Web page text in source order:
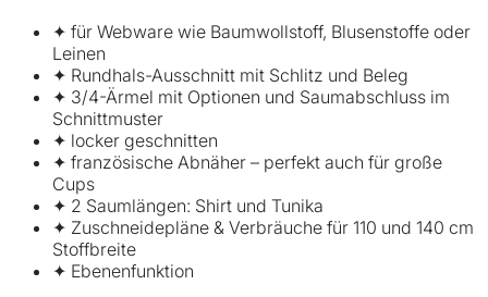
✦ für Webware wie Baumwollstoff, Blusenstoffe oder
Leinen
✦ Rundhals-Ausschnitt mit Schlitz und Beleg
✦ 3/4-Ärmel mit Optionen und Saumabschluss im
Schnittmuster
✦ locker geschnitten
✦ französische Abnäher – perfekt auch für große
Cups
✦ 2 Saumlängen: Shirt und Tunika
✦ Zuschneidepläne & Verbräuche für 110 und 140 cm
Stoffbreite
✦ Ebenenfunktion